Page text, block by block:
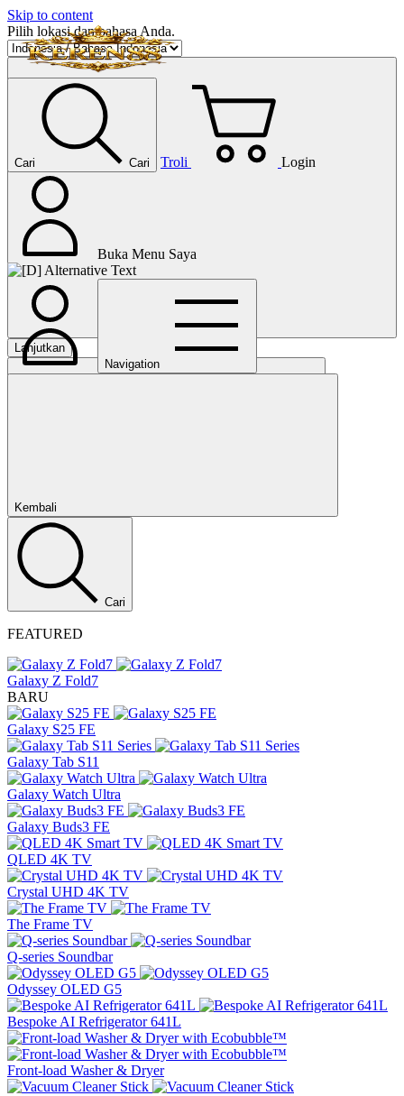
Skip to content
Pilih lokasi dan bahasa Anda.
Lanjutkan
Cari Cari Troli Login
Buka Menu Saya
Navigation
Kembali
Cari
FEATURED
Galaxy Z Fold7
BARU
Galaxy S25 FE
Galaxy Tab S11
Galaxy Watch Ultra
Galaxy Buds3 FE
QLED 4K TV
Crystal UHD 4K TV
The Frame TV
Q-series Soundbar
Odyssey OLED G5
Bespoke AI Refrigerator 641L
Front-load Washer & Dryer